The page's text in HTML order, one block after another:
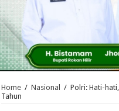
Home / Nasional / Polri: Hati-
Tahun